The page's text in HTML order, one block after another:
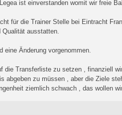
ist einverstanden womit wir freie
für die Trainer Stelle bei Eintracht
ausstatten.
eine Änderung vorgenommen.
die Transferliste zu setzen , finanziell
abgeben zu müssen , aber die Ziele
ziemlich schwach , das wollen